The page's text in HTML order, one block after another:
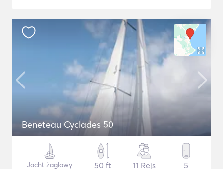
Beneteau Cyclades 50
Jacht żaglowy
50 ft
11 Rejs 5